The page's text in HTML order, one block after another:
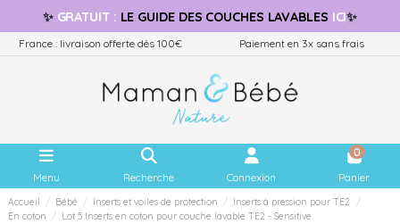
✨ GRATUIT: LE GUIDE DES COUCHES LAVABLES ICI✨
France : livraison offerte dès 100€ Paiement en 3x sans frais
Menu Recherche Connexion
0
Panier
Accueil Bébé Inserts et voiles de protection
Inserts à pression pour TE2
En coton
Lot 5 Inserts en coton pour couche lavable TE2 - Sensitive